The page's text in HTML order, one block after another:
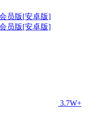
员版[安卓版]
员版[安卓版]
3.7W+